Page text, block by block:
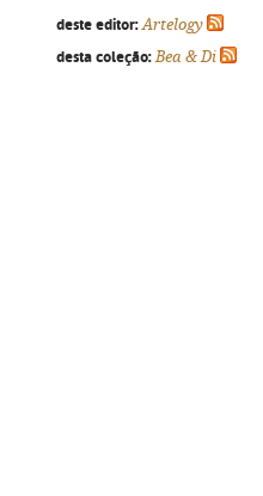
deste editor: Artelogy
desta coleção: Bea & Di